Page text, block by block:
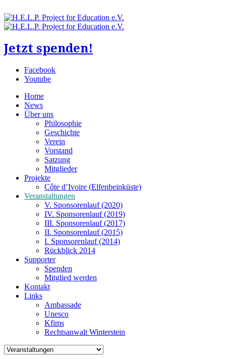
Jetzt spenden!
Facebook
Youtube
Home
News
Über uns
Philosophie
Geschichte
Verein
Vorstand
Satzung
Mitglieder
Projekte
Côte d’Ivoire (Elfenbeinküste)
Veranstaltungen
V. Sponsorenlauf (2020)
IV. Sponsorenlauf (2019)
III. Sponsorenlauf (2017)
II. Sponsorenlauf (2015)
I. Sponsorenlauf (2014)
Rückblick 2014
Supporter
Spenden
Mitglied werden
Kontakt
Links
Ambassade
Unesco
Kfims
Rechtsanwalt Winterstein